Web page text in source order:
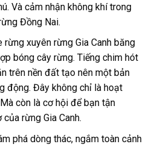
Và cảm nhận không khí trong
Đồng Nai.
rừng xuyên rừng Gia Canh băng
bóng cây rừng. Tiếng chim hót
trên nền đất tạo nên một bản
động. Đây không chỉ là hoạt
còn là cơ hội để bạn tận
rừng Gia Canh.
phá dòng thác, ngắm toàn cảnh